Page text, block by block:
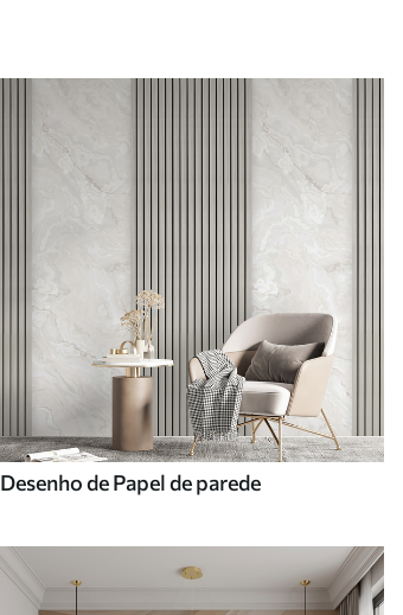
Desenho de Papel de parede